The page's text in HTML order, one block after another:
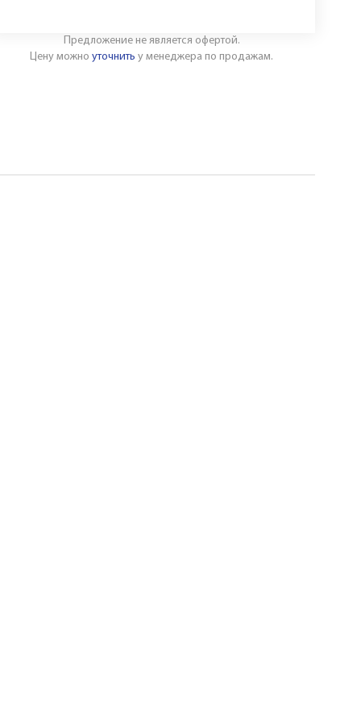
Предложение не является офертой.
Цену можноуточнить у менеджера по продажам.